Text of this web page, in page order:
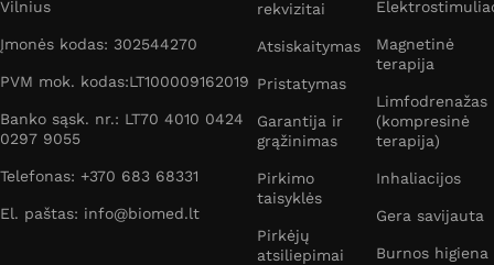
Vilnius
Įmonės kodas: 302544270
PVM mok. kodas:LT100009162019
Banko sąsk. nr.: LT70 4010 0424
0297 9055
Telefonas: +370 683 68331
El. paštas: info@biomed.lt
rekvizitai
Atsiskaitymas
Pristatymas
Garantija ir
grąžinimas
Pirkimo
taisyklės
Pirkėjų
atsiliepimai
Magnetinė
terapija
Limfodrenažas
(kompresinė
terapija)
Inhaliacijos
Gera savijauta
Burnos higiena